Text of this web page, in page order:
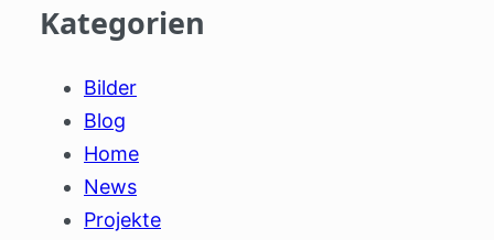
Kategorien
Bilder
Blog
Home
News
Projekte